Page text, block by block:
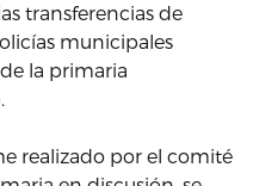
transferencias de
municipales
la primaria
realizado por el comité